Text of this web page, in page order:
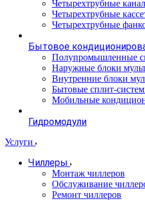
Четырехтрубные
Четырехтрубные
Четырехтрубные
Бытовое
Полупромышленные
Наружные блоки
Внутренние блоки
Бытовые сплит-
Мобильные
Гидромодули
Услуги
Чиллеры
Монтаж чиллеров
Обслуживание
Ремонт чиллеров